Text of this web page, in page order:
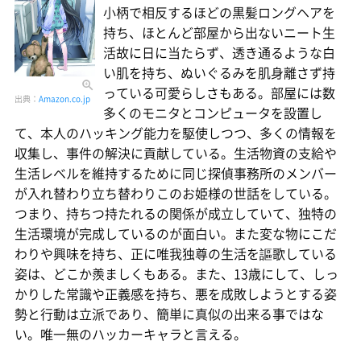
出典： Amazon.co.jp
小柄で相反するほどの黒髪ロングヘアを
持ち、ほとんど部屋から出ないニート生
活故に日に当たらず、透き通るような白
い肌を持ち、ぬいぐるみを肌身離さず持
っている可愛らしさもある。部屋には数
多くのモニタとコンピュータを設置し
て、本人のハッキング能力を駆使しつつ、多くの情報を
収集し、事件の解決に貢献している。生活物資の支給や
生活レベルを維持するために同じ探偵事務所のメンバー
が入れ替わり立ち替わりこのお姫様の世話をしている。
つまり、持ちつ持たれるの関係が成立していて、独特の
生活環境が完成しているのが面白い。また変な物にこだ
わりや興味を持ち、正に唯我独尊の生活を謳歌している
姿は、どこか羨ましくもある。また、13歳にして、しっ
かりした常識や正義感を持ち、悪を成敗しようとする姿
勢と行動は立派であり、簡単に真似の出来る事ではな
い。唯一無のハッカーキャラと言える。